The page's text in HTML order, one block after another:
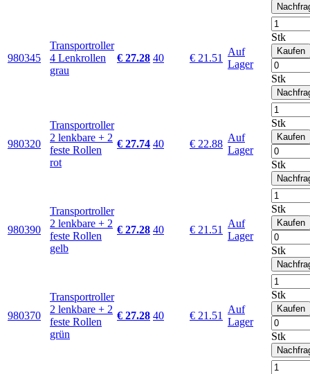
980345
Transportroller
4 Lenkrollen
grau
€ 27.28 40 € 21.51
Auf
Lager
Stk
Kaufen
Stk
980320
Transportroller
2 lenkbare + 2
feste Rollen
rot
€ 27.74 40 € 22.88
Auf
Lager
Stk
Kaufen
Stk
980390
Transportroller
2 lenkbare + 2
feste Rollen
gelb
€ 27.28 40 € 21.51
Auf
Lager
Stk
Kaufen
Stk
980370
Transportroller
2 lenkbare + 2
feste Rollen
grün
€ 27.28 40 € 21.51
Auf
Lager
Stk
Kaufen
Stk